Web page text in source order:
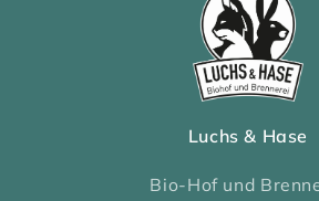
Luchs & Hase
Bio-Hof und